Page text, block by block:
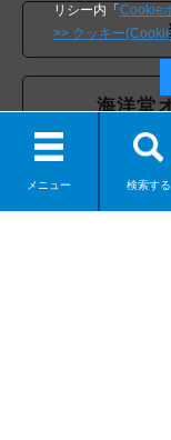
海洋堂
商
メニュー 検索する
リシー内「 Cookie
>> クッキー